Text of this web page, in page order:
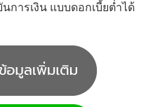
การเงิน แบบดอกเบี้ยต่ำได้